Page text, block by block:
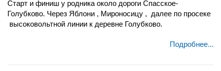
Старт и финиш у родника около дороги Спасское-
Голубково. Через Яблони , Мироносицу , далее по просеке
высоковольтной линии к деревне Голубково.
Подробнее...